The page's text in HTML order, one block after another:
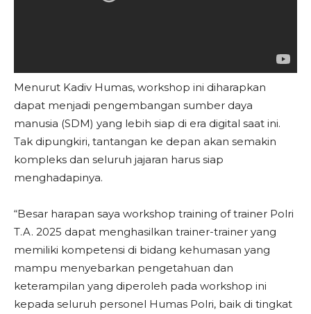
Menurut Kadiv Humas, workshop ini diharapkan
dapat menjadi pengembangan sumber daya
manusia (SDM) yang lebih siap di era digital saat ini.
Tak dipungkiri, tantangan ke depan akan semakin
kompleks dan seluruh jajaran harus siap
menghadapinya.
“Besar harapan saya workshop training of trainer Polri
T.A. 2025 dapat menghasilkan trainer-trainer yang
memiliki kompetensi di bidang kehumasan yang
mampu menyebarkan pengetahuan dan
keterampilan yang diperoleh pada workshop ini
kepada seluruh personel Humas Polri, baik di tingkat